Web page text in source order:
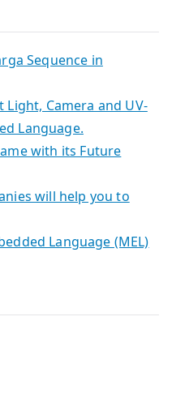
Sequence in
Camera and UV-
Language.
with its Future
will help you to
Language (MEL)